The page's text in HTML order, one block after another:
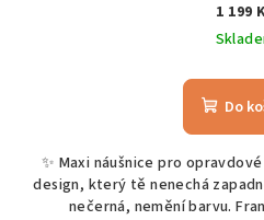
1 199
Do
✨ Maxi náušnice pro
design, který tě nenechá
nečerná, nemění barvu.